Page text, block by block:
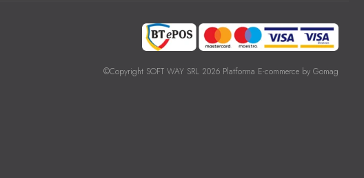
©Copyright SOFT WAY SRL 2026 Platforma E-commerce by Gomag